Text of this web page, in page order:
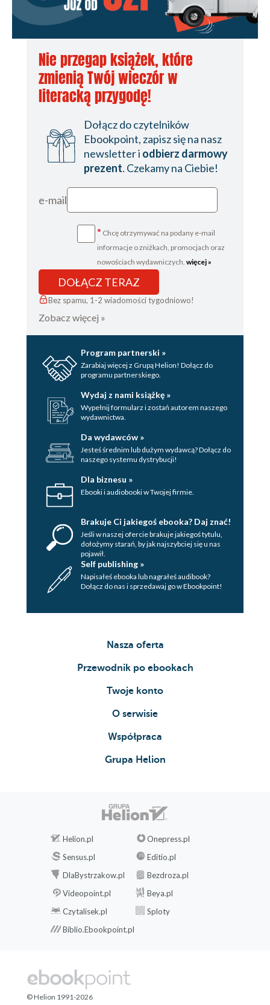
Nie przegap książek, które
zmienią Twój wieczór w
literacką przygodę!
Dołącz do czytelników
Ebookpoint, zapisz się na nasz
newsletter i odbierz darmowy
prezent. Czekamy na Ciebie!
e-mail
* Chcę otrzymywać na podany e-mail
informacje o zniżkach, promocjach oraz
nowościach wydawniczych. więcej »
DOŁĄCZ TERAZ
Bez spamu, 1-2 wiadomości tygodniowo!
Zobacz więcej »
Program partnerski »
Zarabiaj więcej z Grupą Helion! Dołącz do
programu partnerskiego.
Wydaj z nami książkę »
Wypełnij formularz i zostań autorem naszego
wydawnictwa.
Da wydawców »
Jesteś średnim lub dużym wydawcą? Dołącz do
naszego systemu dystrybucji!
Dla biznesu »
Ebooki i audiobooki w Twojej firmie.
Brakuje Ci jakiegoś ebooka? Daj znać!
Jeśli w naszej ofercie brakuje jakiegoś tytulu,
dołożymy starań, by jak najszybciej się u nas
pojawił.
Self publishing »
Napisałeś ebooka lub nagrałeś audibook?
Dołącz do nas i sprzedawaj go w Ebookpoint!
Nasza oferta
Przewodnik po ebookach
Twoje konto
O serwisie
Współpraca
Grupa Helion
Helion.pl
Onepress.pl
Sensus.pl
Editio.pl
DlaBystrzakow.pl
Bezdroza.pl
Videopoint.pl
Beya.pl
Czytalisek.pl
Sploty
Biblio.Ebookpoint.pl
© Helion 1991-2026